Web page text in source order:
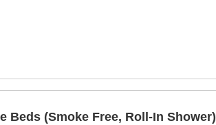
Beds (Smoke Free, Roll-In Shower)